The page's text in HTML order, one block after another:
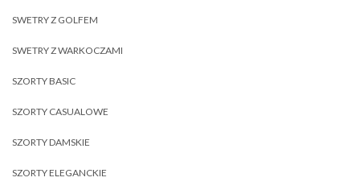
SWETRY Z GOLFEM
SWETRY Z WARKOCZAMI
SZORTY BASIC
SZORTY CASUALOWE
SZORTY DAMSKIE
SZORTY ELEGANCKIE